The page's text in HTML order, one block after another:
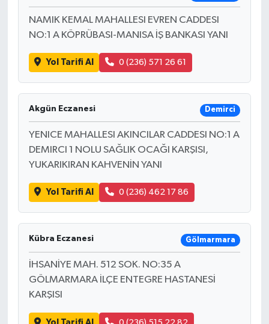
NAMIK KEMAL MAHALLESI EVREN CADDESI
NO:1 A KÖPRÜBASI-MANISA İŞ BANKASI YANI
Yol Tarifi Al 0 (236) 571 26 61
Akgün Eczanesi Demirci
YENICE MAHALLESI AKINCILAR CADDESI NO:1 A
DEMIRCI 1 NOLU SAĞLIK OCAĞI KARŞISI,
YUKARIKIRAN KAHVENİN YANI
Yol Tarifi Al 0 (236) 462 17 86
Kübra Eczanesi Gölmarmara
İHSANİYE MAH. 512 SOK. NO:35 A
GÖLMARMARA İLÇE ENTEGRE HASTANESİ
KARŞISI